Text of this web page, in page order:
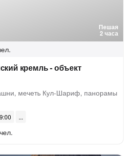
Пешая
2 часа
кремль - объект
мечеть Кул-Шариф, панорамы